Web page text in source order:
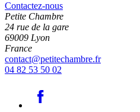
Contactez-nous
Petite Chambre
24 rue de la gare
69009 Lyon
France
contact@petitechambre.fr
04 82 53 50 02